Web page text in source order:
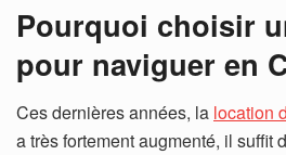
Pourquoi choisir
pour naviguer en
Ces dernières années, la location
a très fortement augmenté, il suffit